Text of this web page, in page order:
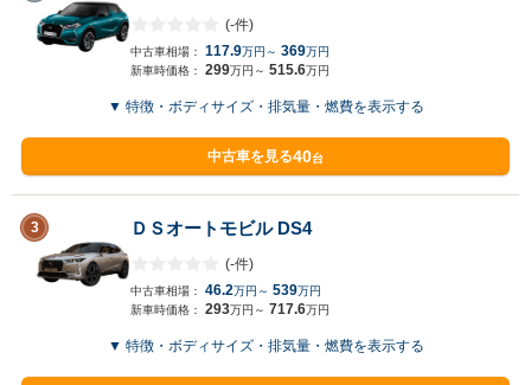
(-件)
中古車相場： 117.9万円～ 369万円
新車時価格： 299万円～ 515.6万円
▼ 特徴・ボディサイズ・排気量・燃費を表示する
中古車を見る40台
3 ＤＳオートモビル DS4
(-件)
中古車相場： 46.2万円～ 539万円
新車時価格： 293万円～ 717.6万円
▼ 特徴・ボディサイズ・排気量・燃費を表示する